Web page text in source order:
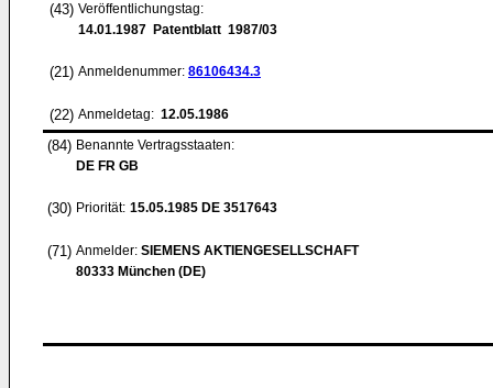
(43) Veröffentlichungstag:
14.01.1987 Patentblatt 1987/03
(21) Anmeldenummer: 86106434.3
(22) Anmeldetag: 12.05.1986
(84) Benannte Vertragsstaaten:
DE FR GB
(30) Priorität: 15.05.1985 DE 3517643
(71) Anmelder: SIEMENS AKTIENGESELLSCHAFT
80333 München (DE)